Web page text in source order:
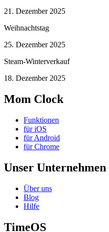
21. Dezember 2025
Weihnachtstag
25. Dezember 2025
Steam-Winterverkauf
18. Dezember 2025
Mom Clock
Funktionen
für iOS
für Android
für Chrome
Unser Unternehmen
Über uns
Blog
Hilfe
TimeOS